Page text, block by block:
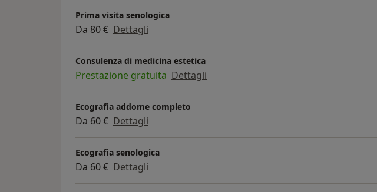
Prima visita senologica
Da 80 € Dettagli
Consulenza di medicina estetica
Prestazione gratuita Dettagli
Ecografia addome completo
Da 60 € Dettagli
Ecografia senologica
Da 60 € Dettagli